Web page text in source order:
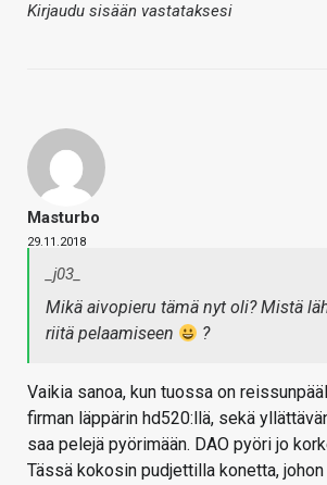
Kirjaudu sisään vastataksesi
Masturbo
29.11.2018
_j03_
Mikä aivopieru tämä nyt oli? Mistä
riitä pelaamiseen
?
Vaikia sanoa, kun tuossa on
firman läppärin hd520:llä, sekä
saa pelejä pyörimään. DAO pyöri jo
Tässä kokosin pudjettilla konetta,